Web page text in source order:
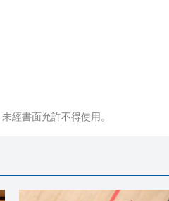
經書面允許不得使用。